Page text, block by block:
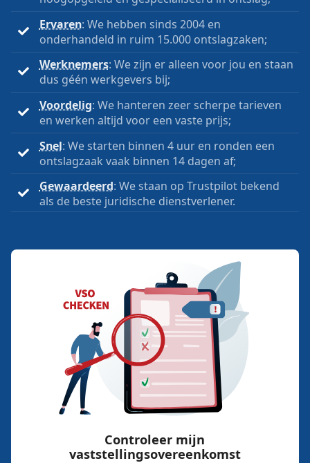
Ervaren: We hebben sinds 2004 en
onderhandeld in ruim 15.000 ontslagzaken;
Werknemers: We zijn er alleen voor jou en staan
dus géén werkgevers bij;
Voordelig: We hanteren zeer scherpe tarieven
en werken altijd voor een vaste prijs;
Snel: We starten binnen 4 uur en ronden een
ontslagzaak vaak binnen 14 dagen af;
Gewaardeerd: We staan op Trustpilot bekend
als de beste juridische dienstverlener.
Controleer mijn
vaststellingsovereenkomst